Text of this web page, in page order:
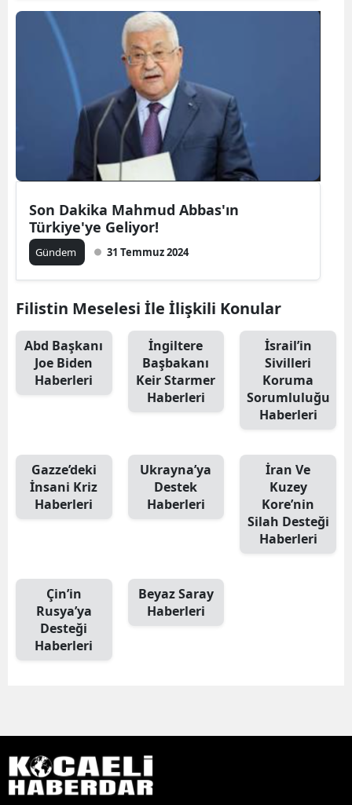
Son Dakika Mahmud Abbas'ın
Türkiye'ye Geliyor!
Gündem 31 Temmuz 2024
Filistin Meselesi İle İlişkili Konular
Abd Başkanı
Joe Biden
Haberleri
İngiltere
Başbakanı
Keir Starmer
Haberleri
İsrail’in
Sivilleri
Koruma
Sorumluluğu
Haberleri
Gazze’deki
İnsani Kriz
Haberleri
Ukrayna’ya
Destek
Haberleri
İran Ve
Kuzey
Kore’nin
Silah Desteği
Haberleri
Çin’in
Rusya’ya
Desteği
Haberleri
Beyaz Saray
Haberleri